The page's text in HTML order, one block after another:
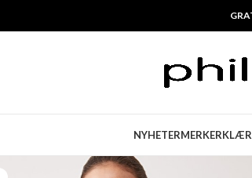
NYHETERMERKERKLÆR